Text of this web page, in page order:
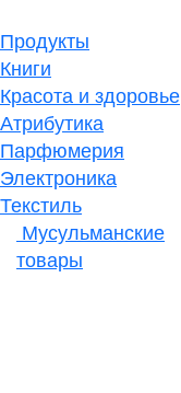
Продукты
Книги
Красота и здоровье
Атрибутика
Парфюмерия
Электроника
Текстиль
Мусульманские
товары